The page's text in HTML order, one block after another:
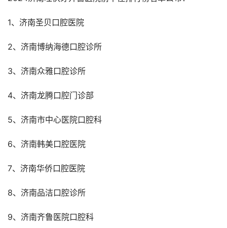
1、济南圣贝口腔医院
2、济南博纳海德口腔诊所
3、济南众雅口腔诊所
4、济南龙腾口腔门诊部
5、济南市中心医院口腔科
6、济南韩美口腔医院
7、济南华侨口腔医院
8、济南品洁口腔诊所
9、济南齐鲁医院口腔科